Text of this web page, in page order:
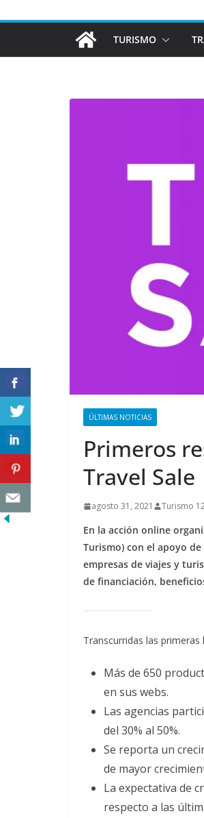
TURISMO
ÚLTIMAS NOTICIAS
Primeros
Travel Sale
agosto 31, 2021 Turismo
En la acción online
Turismo) con el apoyo
empresas de viajes y
de financiación,
Transcurridas las primeras
Más de 650
en sus webs.
Las agencias
del 30% al 50%.
Se reporta un
de mayor
La expectativa de
respecto a las